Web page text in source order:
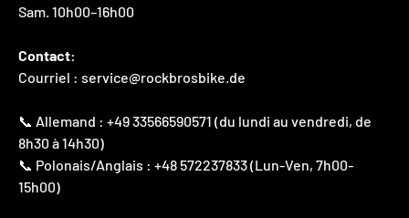
Sam. 10h00–16h00
Contact:
Courriel : service@rockbrosbike.de
📞 Allemand : +49 33566590571 (du lundi au vendredi, de
8h30 à 14h30)
📞 Polonais/Anglais : +48 572237833 (Lun-Ven, 7h00-
15h00)